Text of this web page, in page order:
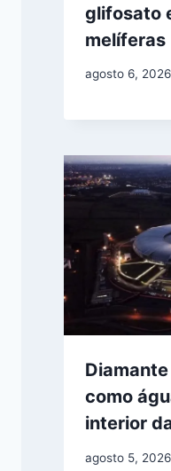
glifosato
melíferas
agosto 6, 2026
como
interior
agosto 5, 2026